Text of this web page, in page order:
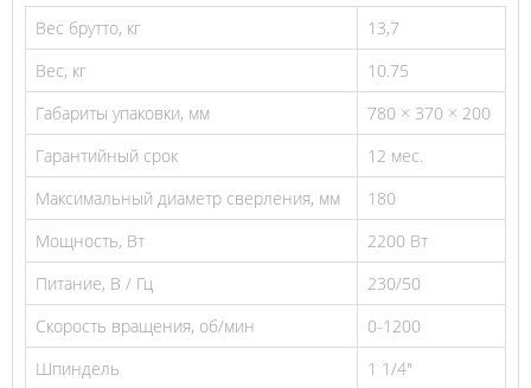
Вес брутто, кг
13,7
Вес, кг
10.75
Габариты упаковки, мм
780 × 370 × 200
Гарантийный срок
12 мес.
Максимальный диаметр сверления, мм
180
Мощность, Вт
2200 Вт
Питание, В / Гц
230/50
Скорость вращения, об/мин
0-1200
Шпиндель
1 1/4"